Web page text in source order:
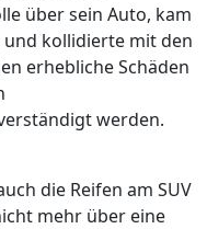
über sein Auto, kam
und kollidierte mit den
erhebliche Schäden
werden.
die Reifen am SUV
mehr über eine